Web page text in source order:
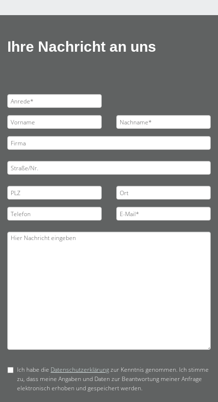
Ihre Nachricht an uns
Ich habe die Datenschutzerklärungzur Kenntnis genommen. Ich stimme
zu, dass meine Angaben und Daten zur Beantwortung meiner Anfrage
elektronisch erhoben und gespeichert werden.